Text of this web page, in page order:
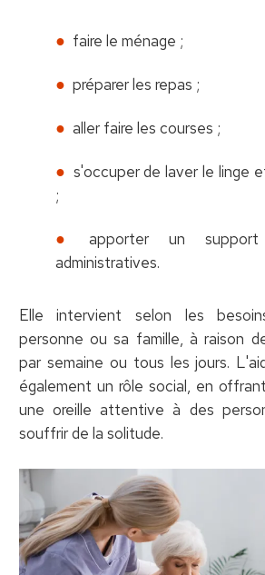
faire le ménage ;
préparer les repas ;
aller faire les courses ;
s'occuper de laver le linge
;
apporter un
administratives.
Elle intervient selon les
personne ou sa famille, à raison
par semaine ou tous les jours.
également un rôle social, en
une oreille attentive à des
souffrir de la solitude.